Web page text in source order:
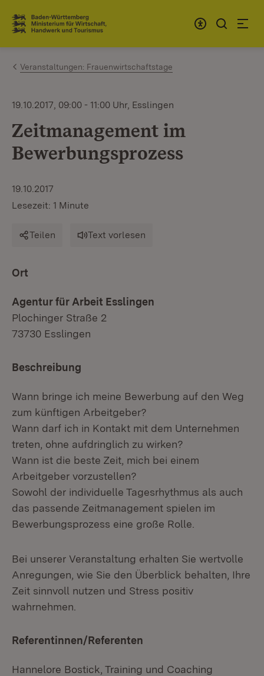
Zum Inhalt springen
Link zur Startseite
Veranstaltungen: Frauenwirtschaftstage
19.10.2017, 09:00 - 11:00 Uhr, Esslingen
Zeitmanagement im
Bewerbungsprozess
19.10.2017
Lesezeit: 1 Minute
Teilen Text vorlesen
Ort
Agentur für Arbeit Esslingen
Plochinger Straße 2
73730 Esslingen
Beschreibung
Wann bringe ich meine Bewerbung auf den Weg
zum künftigen Arbeitgeber?
Wann darf ich in Kontakt mit dem Unternehmen
treten, ohne aufdringlich zu wirken?
Wann ist die beste Zeit, mich bei einem
Arbeitgeber vorzustellen?
Sowohl der individuelle Tagesrhythmus als auch
das passende Zeitmanagement spielen im
Bewerbungsprozess eine große Rolle.
Bei unserer Veranstaltung erhalten Sie wertvolle
Anregungen, wie Sie den Überblick behalten, Ihre
Zeit sinnvoll nutzen und Stress positiv
wahrnehmen.
Referentinnen/Referenten
Hannelore Bostick, Training und Coaching